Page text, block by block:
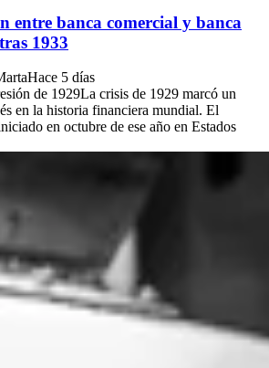
entre banca comercial y banca
1933
Hace 5 días
de 1929La crisis de 1929 marcó un
en la historia financiera mundial. El
en octubre de ese año en Estados